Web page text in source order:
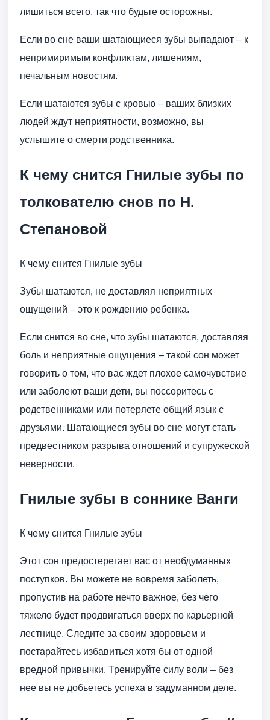
лишиться всего, так что будьте осторожны.
Если во сне ваши шатающиеся зубы выпадают – к
непримиримым конфликтам, лишениям,
печальным новостям.
Если шатаются зубы с кровью – ваших близких
людей ждут неприятности, возможно, вы
услышите о смерти родственника.
К чему снится Гнилые зубы по
толкователю снов по Н.
Степановой
К чему снится Гнилые зубы
Зубы шатаются, не доставляя неприятных
ощущений – это к рождению ребенка.
Если снится во сне, что зубы шатаются, доставляя
боль и неприятные ощущения – такой сон может
говорить о том, что вас ждет плохое самочувствие
или заболеют ваши дети, вы поссоритесь с
родственниками или потеряете общий язык с
друзьями. Шатающиеся зубы во сне могут стать
предвестником разрыва отношений и супружеской
неверности.
Гнилые зубы в соннике Ванги
К чему снится Гнилые зубы
Этот сон предостерегает вас от необдуманных
поступков. Вы можете не вовремя заболеть,
пропустив на работе нечто важное, без чего
тяжело будет продвигаться вверх по карьерной
лестнице. Следите за своим здоровьем и
постарайтесь избавиться хотя бы от одной
вредной привычки. Тренируйте силу воли – без
нее вы не добьетесь успеха в задуманном деле.